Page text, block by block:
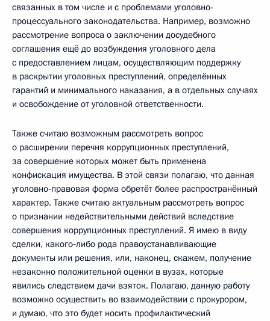
связанных в том числе и с проблемами уголовно-
процессуального законодательства. Например, возможно
рассмотрение вопроса о заключении досудебного
соглашения ещё до возбуждения уголовного дела
с предоставлением лицам, осуществляющим поддержку
в раскрытии уголовных преступлений, определённых
гарантий и минимального наказания, а в отдельных случаях
и освобождение от уголовной ответственности.
Также считаю возможным рассмотреть вопрос
о расширении перечня коррупционных преступлений,
за совершение которых может быть применена
конфискация имущества. В этой связи полагаю, что данная
уголовно-правовая форма обретёт более распространённый
характер. Также считаю актуальным рассмотреть вопрос
о признании недействительными действий вследствие
совершения коррупционных преступлений. Я имею в виду
сделки, какого‑либо рода правоустанавливающие
документы или решения, или, наконец, скажем, получение
незаконно положительной оценки в вузах, которые
явились следствием дачи взяток. Полагаю, данную работу
возможно осуществить во взаимодействии с прокурором,
и думаю, что это будет носить профилактический